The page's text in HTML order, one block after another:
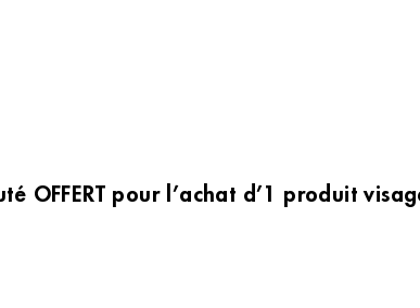
OFFERT pour l’achat d’1 produit